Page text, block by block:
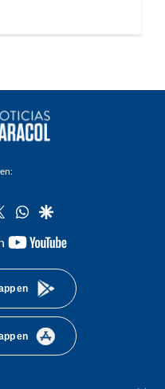
twitterwhatsapp
google
youtube-
en
en